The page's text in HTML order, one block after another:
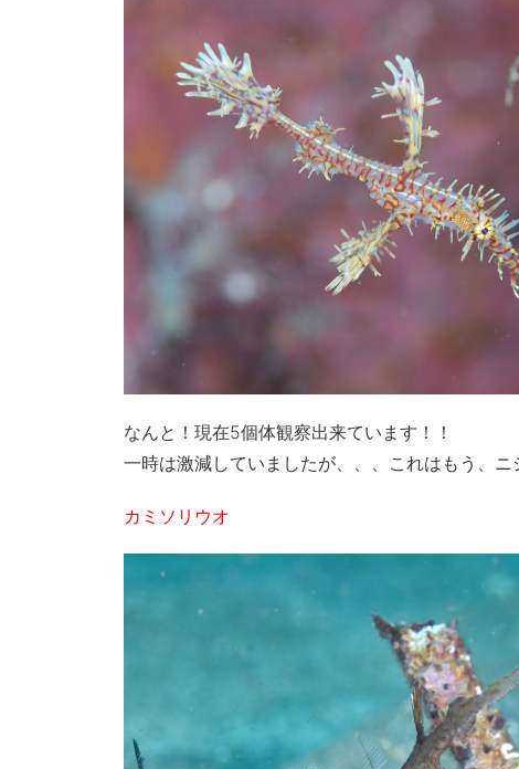
なんと！現在5個体観察出来ています！！
一時は激減していましたが、、、これはもう、
カミソリウオ